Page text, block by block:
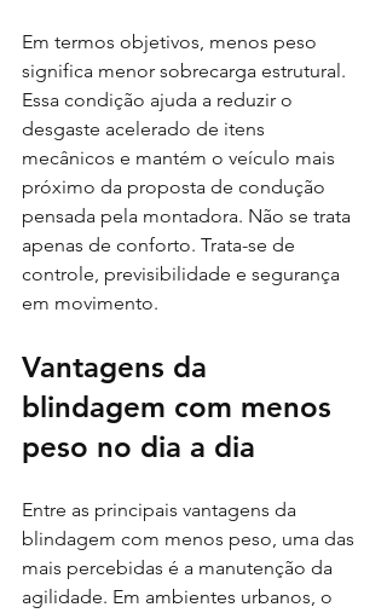
Em termos objetivos, menos peso
significa menor sobrecarga estrutural.
Essa condição ajuda a reduzir o
desgaste acelerado de itens
mecânicos e mantém o veículo mais
próximo da proposta de condução
pensada pela montadora. Não se trata
apenas de conforto. Trata-se de
controle, previsibilidade e segurança
em movimento.
Vantagens da
blindagem com menos
peso no dia a dia
Entre as principais vantagens da
blindagem com menos peso, uma das
mais percebidas é a manutenção da
agilidade. Em ambientes urbanos, o